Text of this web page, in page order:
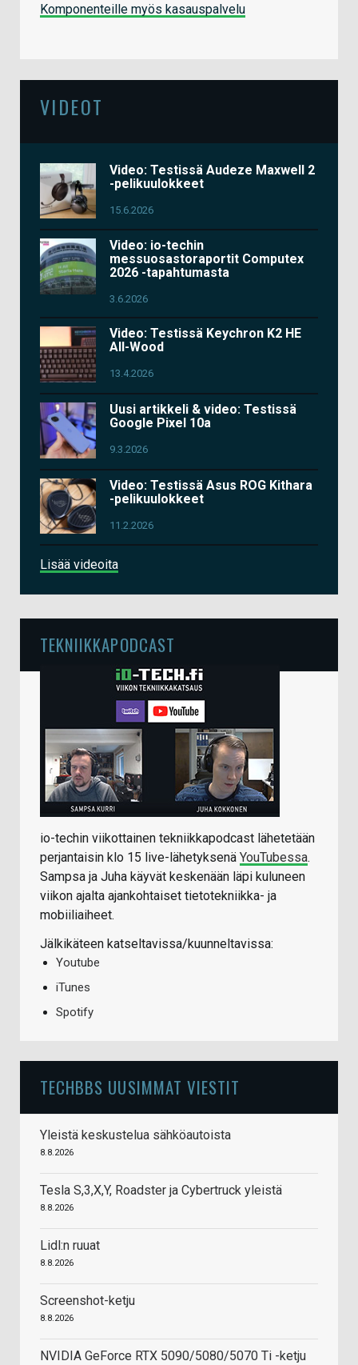
Komponenteille myös kasauspalvelu
VIDEOT
Video: Testissä Audeze Maxwell 2
-pelikuulokkeet
15.6.2026
Video: io-techin
messuosastoraportit Computex
2026 -tapahtumasta
3.6.2026
Video: Testissä Keychron K2 HE
All-Wood
13.4.2026
Uusi artikkeli & video: Testissä
Google Pixel 10a
9.3.2026
Video: Testissä Asus ROG Kithara
-pelikuulokkeet
11.2.2026
Lisää videoita
TEKNIIKKAPODCAST
io-techin viikottainen tekniikkapodcast lähetetään
perjantaisin klo 15 live-lähetyksenä YouTubessa.
Sampsa ja Juha käyvät keskenään läpi kuluneen
viikon ajalta ajankohtaiset tietotekniikka- ja
mobiiliaiheet.
Jälkikäteen katseltavissa/kuunneltavissa:
Youtube
iTunes
Spotify
TECHBBS UUSIMMAT VIESTIT
Yleistä keskustelua sähköautoista
8.8.2026
Tesla S,3,X,Y, Roadster ja Cybertruck yleistä
8.8.2026
Lidl:n ruuat
8.8.2026
Screenshot-ketju
8.8.2026
NVIDIA GeForce RTX 5090/5080/5070 Ti -ketju